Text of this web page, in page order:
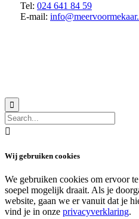
Tel: 024 641 84 59
E-mail:


Wij gebruiken cookies
We gebruiken cookies om ervoor
soepel mogelijk draait. Als je
website, gaan we er vanuit dat je
vind je in onze privacyverklaring.